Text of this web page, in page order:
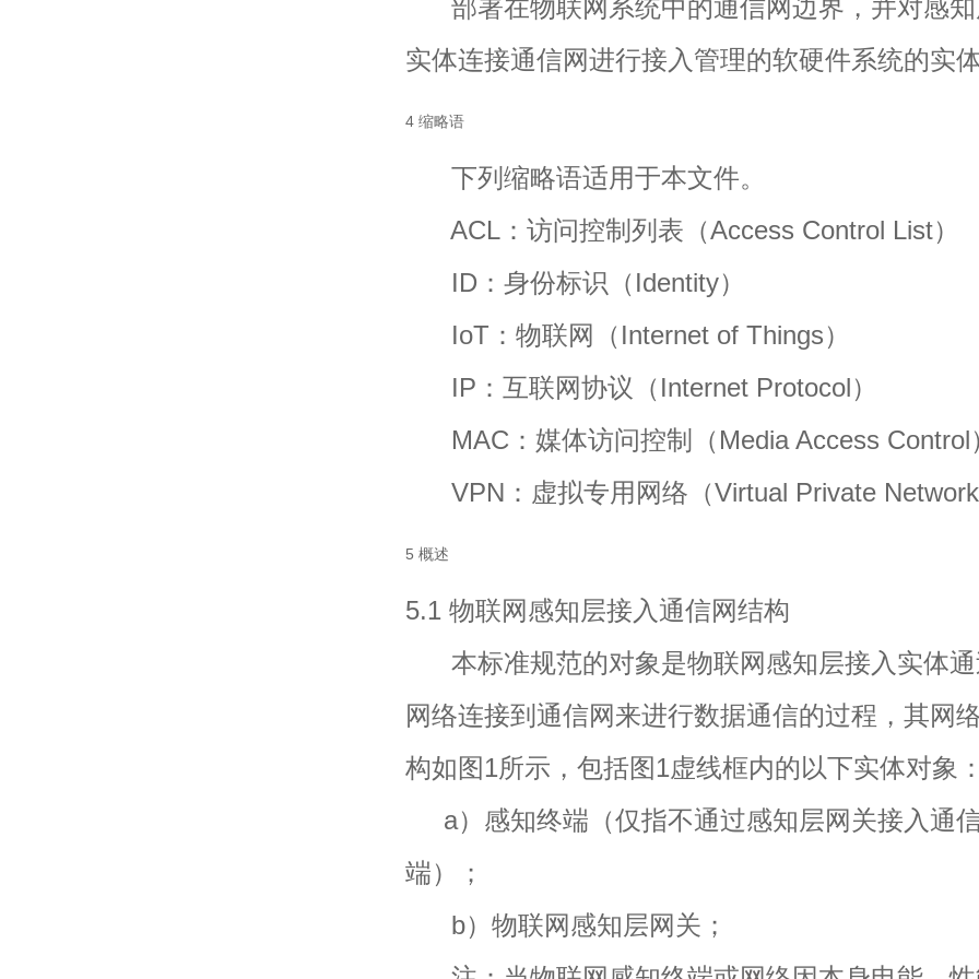
部署在物联网系统中的通信网边界，并对感知
实体连接通信网进行接入管理的软硬件系统的实体
4 缩略语
下列缩略语适用于本文件。
ACL：访问控制列表（Access Control List）
ID：身份标识（Identity）
IoT：物联网（Internet of Things）
IP：互联网协议（Internet Protocol）
MAC：媒体访问控制（Media Access Control
VPN：虚拟专用网络（Virtual Private Network
5 概述
5.1 物联网感知层接入通信网结构
本标准规范的对象是物联网感知层接入实体通
网络连接到通信网来进行数据通信的过程，其网
构如图1所示，包括图1虚线框内的以下实体对象：
a）感知终端（仅指不通过感知层网关接入通
端）；
b）物联网感知层网关；